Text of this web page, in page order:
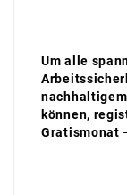
Um alle
können,
Gratismonat